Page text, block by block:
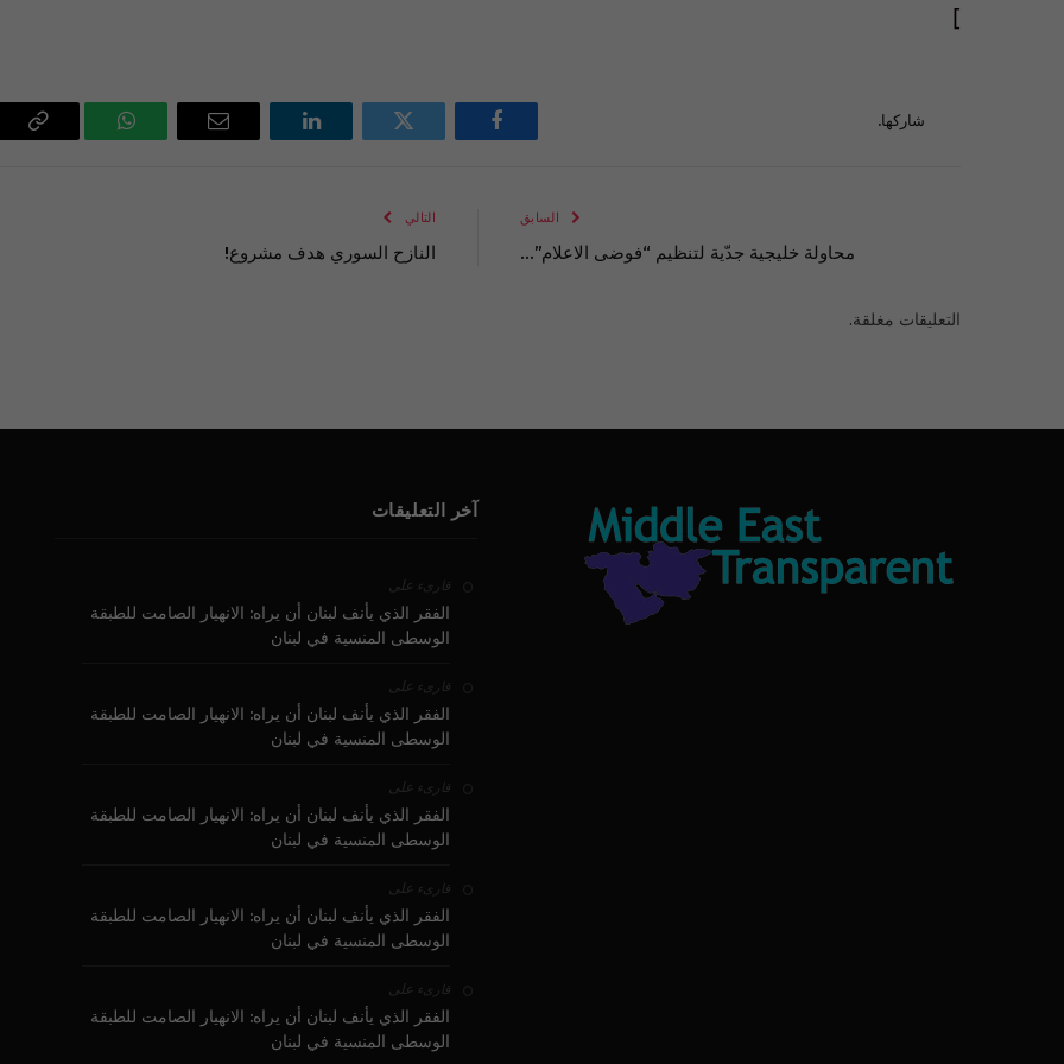
]
شاركها.
فيسبوك تويتر لينكدإن
البريد
واتساب
السابق
محاولة خليجية جدّية لتنظيم “فوضى الاعلام”…
التالي
النازح السوري هدف مشروع!
التعليقات مغلقة.
آخر التعليقات
قارىء على
الفقر الذي يأنف لبنان أن يراه: الانهيار الصامت للطبقة
الوسطى المنسية في لبنان
قارىء على
الفقر الذي يأنف لبنان أن يراه: الانهيار الصامت للطبقة
الوسطى المنسية في لبنان
قارىء على
الفقر الذي يأنف لبنان أن يراه: الانهيار الصامت للطبقة
الوسطى المنسية في لبنان
قارىء على
الفقر الذي يأنف لبنان أن يراه: الانهيار الصامت للطبقة
الوسطى المنسية في لبنان
قارىء على
الفقر الذي يأنف لبنان أن يراه: الانهيار الصامت للطبقة
الوسطى المنسية في لبنان